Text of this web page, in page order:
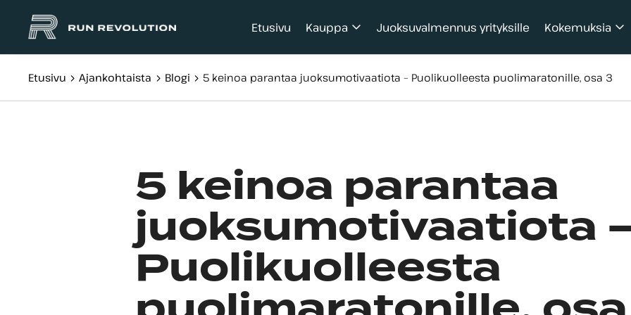
Etusivu Kauppa Juoksuvalmennus yrityksille Kokemuksia
Etusivu Ajankohtaista Blogi 5 keinoa parantaa juoksumotivaatiota – Puolikuolleesta puolimaratonille, osa 3
5 keinoa parantaa
juoksumotivaatiota
Puolikuolleesta